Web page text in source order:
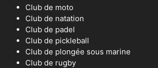
Club de moto
Club de natation
Club de padel
Club de pickleball
Club de plongée sous marine
Club de rugby